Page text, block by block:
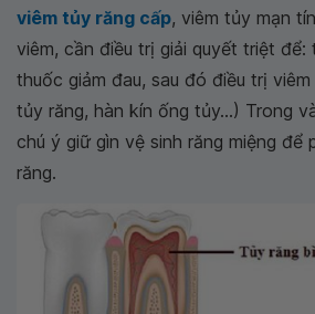
viêm tủy răng cấp, viêm tủy mạn
viêm, cần điều trị giải quyết triệt để:
thuốc giảm đau, sau đó điều trị viêm
tủy răng, hàn kín ống tủy...) Trong
chú ý giữ gìn vệ sinh răng miệng để
răng.